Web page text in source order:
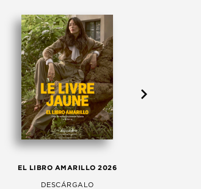
EL LIBRO AMARILLO 2026
DESCÁRGALO